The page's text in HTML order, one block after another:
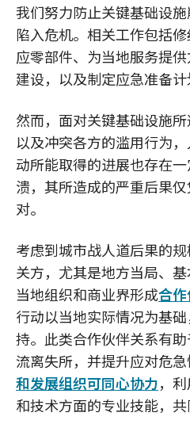
我们努力防止关键基础设
陷入危机。相关工作包括
应零部件、为当地服务提
建设，以及制定应急准备计
然而，面对关键基础设施
以及冲突各方的滥用行为
动所能取得的进展也存在
溃，其所造成的严重后果
对。
考虑到城市战人道后果的
关方，尤其是地方当局、基
当地组织和商业界形成合
行动以当地实际情况为基
持。此类合作伙伴关系有
流离失所，并提升应对危急
和发展组织可同心协力，
和技术方面的专业技能，共